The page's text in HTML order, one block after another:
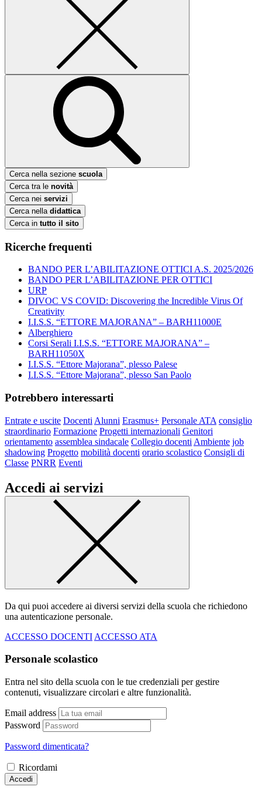
Cerca nella sezione scuola
Cerca tra le novità
Cerca nei servizi
Cerca nella didattica
Cerca in tutto il sito
Ricerche frequenti
BANDO PER L’ABILITAZIONE OTTICI A.S. 2025/2026
BANDO PER L’ABILITAZIONE PER OTTICI
URP
DIVOC VS COVID: Discovering the Incredible Virus Of
Creativity
I.I.S.S. “ETTORE MAJORANA” – BARH11000E
Alberghiero
Corsi Serali I.I.S.S. “ETTORE MAJORANA” –
BARH11050X
I.I.S.S. “Ettore Majorana”, plesso Palese
I.I.S.S. “Ettore Majorana”, plesso San Paolo
Potrebbero interessarti
Entrate e uscite Docenti Alunni Erasmus+ Personale ATA consiglio
straordinario Formazione Progetti internazionali Genitori
orientamento assemblea sindacale Collegio docenti Ambiente job
shadowing Progetto mobilità docenti orario scolastico Consigli di
Classe PNRR Eventi
Accedi ai servizi
Da qui puoi accedere ai diversi servizi della scuola che richiedono
una autenticazione personale.
ACCESSO DOCENTI ACCESSO ATA
Personale scolastico
Entra nel sito della scuola con le tue credenziali per gestire
contenuti, visualizzare circolari e altre funzionalità.
Email address
Password
Password dimenticata?
Ricordami
Accedi